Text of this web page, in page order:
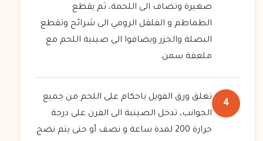
صغيرة وتضاف الى اللحمة، ثم يقطع
الطماطم و الفلفل الرومي الى شرائح وتقطع
البصلة والجزر ويضافوا الى صينية اللحم مع
ملعقة سمن.
4
تغلق ورق الفويل باحكام على اللحم من جميع
الجوانب، تدخل الصينية الى الفرن على درجة
حرارة 200 لمدة ساعة و نصف أو حتى يتم نضج